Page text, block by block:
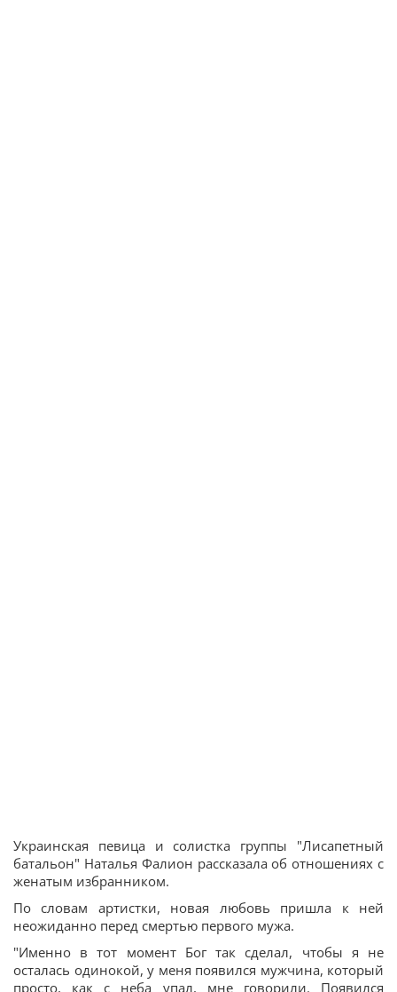
Украинская певица и солистка группы "Лисапетный
батальон" Наталья Фалион рассказала об отношениях с
женатым избранником.
По словам артистки, новая любовь пришла к ней
неожиданно перед смертью первого мужа.
"Именно в тот момент Бог так сделал, чтобы я не
осталась одинокой, у меня появился мужчина, который
просто, как с неба упал, мне говорили. Появился